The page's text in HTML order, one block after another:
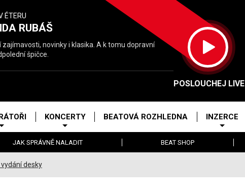
ÉTERU
RUBÁŠ
zajímavosti, novinky i klasika. A k tomu dopravní
špičce.
POSLOUCHEJ LIVE
KONCERTY BEATOVÁ ROZHLEDNA INZERCE
JAK SPRÁVNĚ NALADIT BEAT SHOP
desky